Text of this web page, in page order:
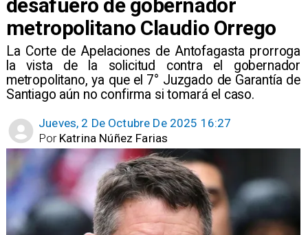
desafuero de gobernador
metropolitano Claudio Orrego
​La Corte de Apelaciones de Antofagasta prorroga
la vista de la solicitud contra el gobernador
metropolitano, ya que el 7° Juzgado de Garantía de
Santiago aún no confirma si tomará el caso.
Jueves, 2 De Octubre De 2025 16:27
Katrina Núñez Farias
Por